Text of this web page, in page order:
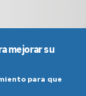
mejorar su
para que